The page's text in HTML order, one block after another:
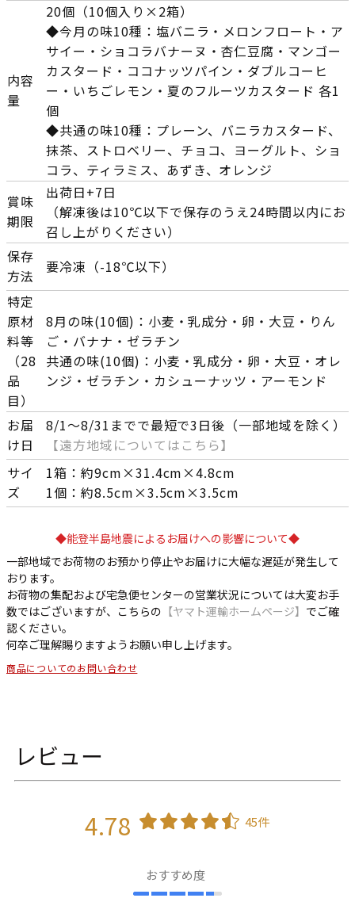
内容
量
20個（10個入り×2箱）
◆今月の味10種：塩バニラ・メロンフロート・ア
サイー・ショコラバナーヌ・杏仁豆腐・マンゴー
カスタード・ココナッツパイン・ダブルコーヒ
ー・いちごレモン・夏のフルーツカスタード 各1
個
◆共通の味10種：プレーン、バニラカスタード、
抹茶、ストロベリー、チョコ、ヨーグルト、ショ
コラ、ティラミス、あずき、オレンジ
賞味
期限
出荷日+7日
（解凍後は10℃以下で保存のうえ24時間以内にお
召し上がりください）
保存
方法
要冷凍（-18℃以下）
特定
原材
料等
（28
品
目）
8月の味(10個)：小麦・乳成分・卵・大豆・りん
ご・バナナ・ゼラチン
共通の味(10個)：小麦・乳成分・卵・大豆・オレ
ンジ・ゼラチン・カシューナッツ・アーモンド
お届
け日
8/1～8/31までで最短で3日後（一部地域を除く）
【遠方地域についてはこちら】
サイ
ズ
1箱：約9cm×31.4cm×4.8cm
1個：約8.5cm×3.5cm×3.5cm
◆能登半島地震によるお届けへの影響について◆
一部地域でお荷物のお預かり停止やお届けに大幅な遅延が発生して
おります。
お荷物の集配および宅急便センターの営業状況については大変お手
数ではございますが、こちらの 【ヤマト運輸ホームページ】 でご確
認ください。
何卒ご理解賜りますようお願い申し上げます。
商品についてのお問い合わせ
レビュー
4.78 45件
おすすめ度